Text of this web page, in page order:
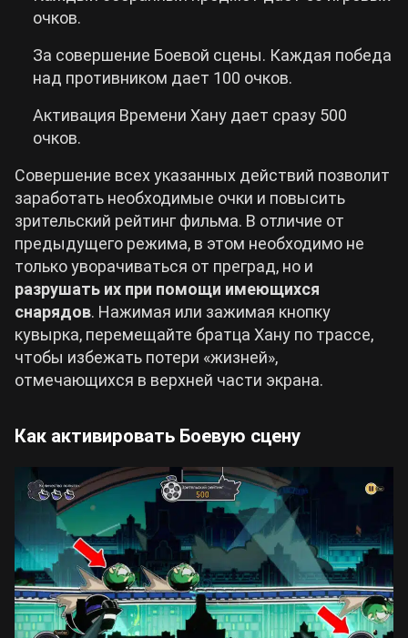
очков.
За совершение Боевой сцены. Каждая победа
над противником дает 100 очков.
Активация Времени Хану дает сразу 500
очков.
Совершение всех указанных действий позволит
заработать необходимые очки и повысить
зрительский рейтинг фильма. В отличие от
предыдущего режима, в этом необходимо не
только уворачиваться от преград, но и
разрушать их при помощи имеющихся
снарядов. Нажимая или зажимая кнопку
кувырка, перемещайте братца Хану по трассе,
чтобы избежать потери «жизней»,
отмечающихся в верхней части экрана.
Как активировать Боевую сцену